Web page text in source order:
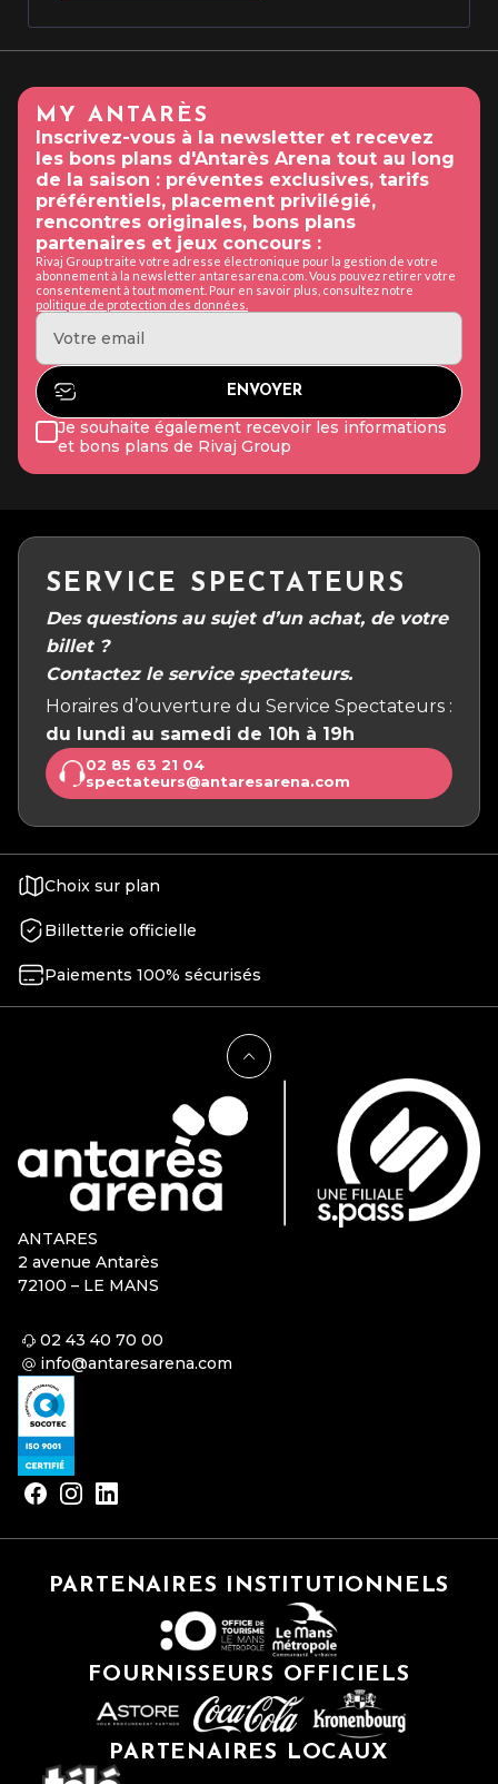
MY ANTARÈS
Inscrivez-vous à la newsletter et recevez
les bons plans d'Antarès Arena tout au long
de la saison : préventes exclusives, tarifs
préférentiels, placement privilégié,
rencontres originales, bons plans
partenaires et jeux concours :
Rivaj Group traite votre adresse électronique pour la gestion de votre
abonnement à la newsletter antaresarena.com. Vous pouvez retirer votre
consentement à tout moment. Pour en savoir plus, consultez notre
politique de protection des données.
Je souhaite également recevoir les informations
et bons plans de Rivaj Group
SERVICE SPECTATEURS
Des questions au sujet d’un achat, de votre
billet ?
Contactez le service spectateurs.
Horaires d’ouverture du Service Spectateurs :
du lundi au samedi de 10h à 19h
02 85 63 21 04
spectateurs@antaresarena.com
Choix sur plan
Billetterie officielle
Paiements 100% sécurisés
ANTARES
2 avenue Antarès
72100 – LE MANS
02 43 40 70 00
info@antaresarena.com
PARTENAIRES INSTITUTIONNELS
FOURNISSEURS OFFICIELS
PARTENAIRES LOCAUX